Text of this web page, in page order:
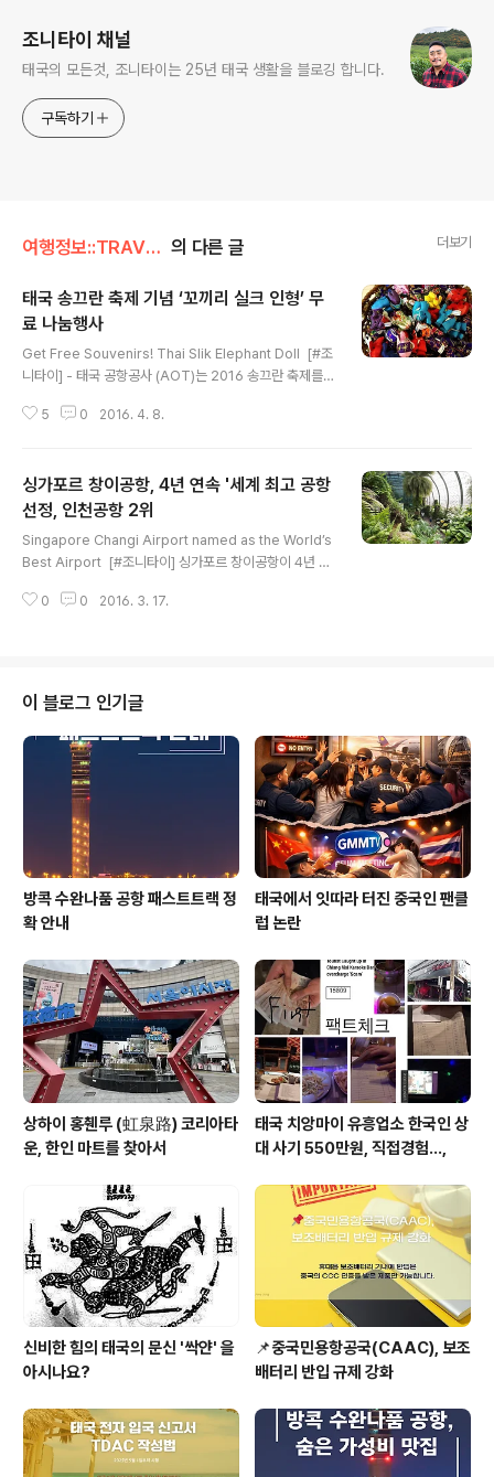
조니타이 채널
태국의 모든것, 조니타이는 25년 태국 생활을 블로깅 합니다.
구독하기
여행정보::TRAVEL/공항소식 의 다른 글 더보기
태국 송끄란 축제 기념 ‘꼬끼리 실크 인형’ 무
료 나눔행사
​Get Free Souvenirs! Thai Slik Elephant Doll ​ [#조
니타이] - 태국 공항공사 (AOT)는 2016 송끄란 축제를
측에 카운터를 마련하고 (사진 참고) 출국하는 내 외국인
실크는 세계적으로도 유명하며 태국인이 매우 자랑스럽게
생각하는 전통 수공예 상품에 하나이기도 하다. ​ *카운터
m - 3pm 3 라운드 | 5pm - 6pm 4 라운드 | 8pm - 9
pm 직원에게 탑승권을 보여주십시오. 아래 &#039;공
감..
5 0 2016. 4. 8.
싱가포르 창이공항, 4년 연속 '세계 최고 공항
선정, 인천공항 2위
Singapore Changi Airport named as the World’s
Best Airport ​ [#조니타이] 싱가포르 창이공항이 4년 연
6일(현지시각) 독일 쾰른에서 열린 &#039;2016 월드 에
조사에서 4년 연속 1위, 선두 자리를 지켰다. 창이공항에
이어 2위는 인천공항이, 3위는 독일 뮌헨 공항이 각각 차
지했다. 또한, 인천 국제공항은 세계 최고 수준의 서비스를
제공하는 &#039;5성(5-Star) 공항&#039;과 최고의
환승공항으로 뽑혔다. ..
0 0 2016. 3. 17.
이 블로그 인기글
방콕 수완나품 공항 패스트트랙 정
확 안내
태국에서 잇따라 터진 중국인 팬클
럽 논란
상하이 홍췐루 (虹泉路) 코리아타
운, 한인 마트를 찾아서
태국 치앙마이 유흥업소 한국인 상
대 사기 550만원, 직접경험...,
신비한 힘의 태국의 문신 '싹얀' 을
아시나요?
📌중국민용항공국(CAAC), 보조
배터리 반입 규제 강화